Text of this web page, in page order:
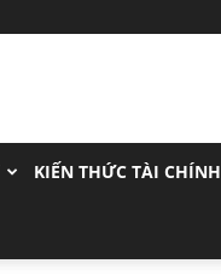
KIẾN THỨC TÀI CHÍNH